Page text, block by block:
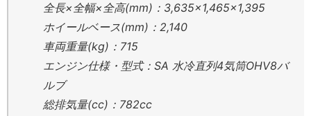
全長×全幅×全高(mm)：3,635×1,465×1,395
ホイールベース(mm)：2,140
車両重量(kg)：715
エンジン仕様・型式：SA 水冷直列4気筒OHV8バ
ルブ
総排気量(cc)：782cc